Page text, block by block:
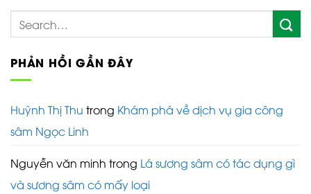
PHẢN HỒI GẦN ĐÂY
Huỳnh Thị Thu trong Khám phá về dịch vụ gia công
sâm Ngọc Linh
Nguyễn văn minh trong Lá sương sâm có tác dụng gì
và sương sâm có mấy loại